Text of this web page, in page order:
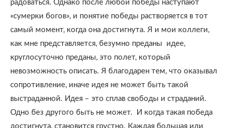
радоваться. Однако после любой победы наступают
«сумерки богов», и понятие победы растворяется в тот
самый момент, когда она достигнута. Я и мои коллеги,
как мне представляется, безумно преданы
идее,
круглосуточно преданы, это полет, который
невозможность описать. Я благодарен тем, что оказывал
сопротивление, иначе идея не может быть такой
выстраданной. Идея – это сплав свободы и страданий.
Одно без другого быть не может.
И когда такая победа
достигнута, становится грустно. Каждая большая или